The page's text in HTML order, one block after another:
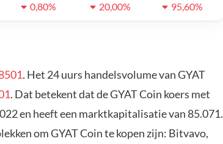
0,80% 20,00% 95,60%
. Het 24 uurs handelsvolume van GYAT
. Dat betekent dat de GYAT Coin koers met
en heeft een marktkapitalisatie van 85.071.
om GYAT Coin te kopen zijn: Bitvavo,